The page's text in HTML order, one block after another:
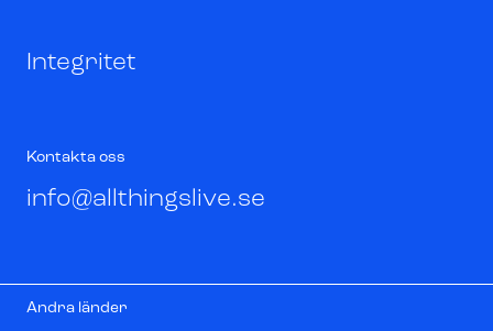
Integritet
Kontakta oss
info@allthingslive.se
Andra länder